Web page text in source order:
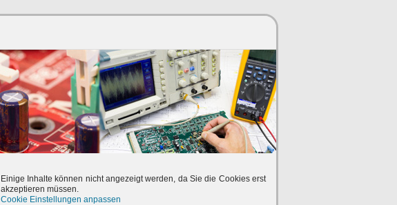
Einige Inhalte können nicht angezeigt werden, da Sie die Cookies erst
akzeptieren müssen.
Cookie Einstellungen anpassen